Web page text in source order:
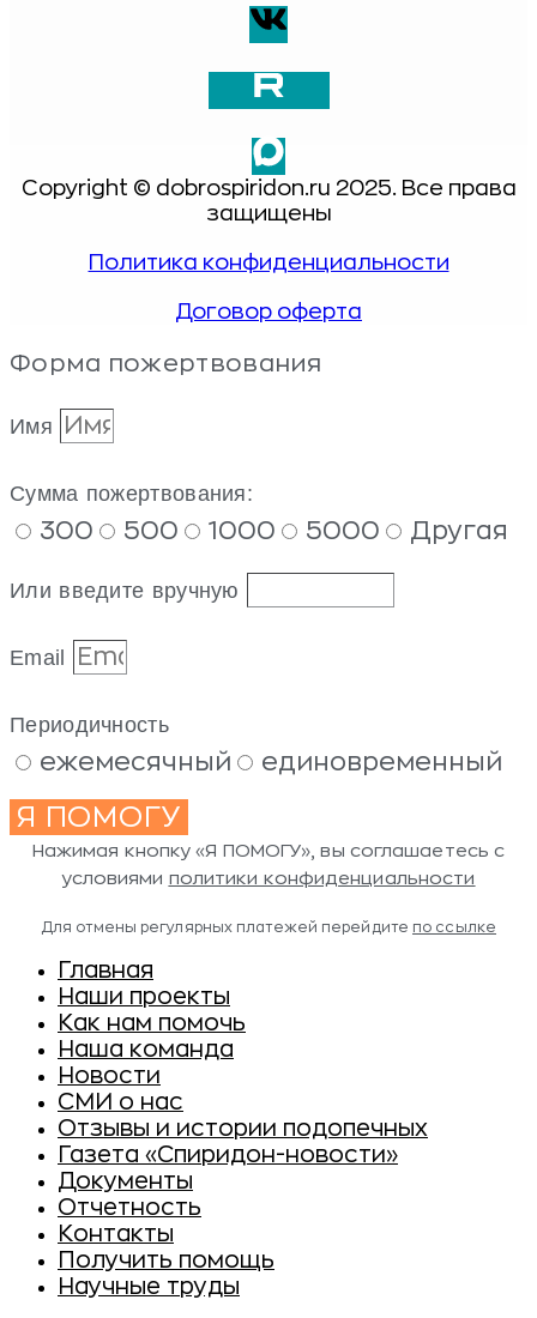
Copyright © dobrospiridon.ru 2025. Все права
защищены
Политика конфиденциальности
Договор оферта
Форма пожертвования
Имя
Сумма пожертвования:
300 500 1000 5000 Другая
Или введите вручную
Email
Периодичность
ежемесячный единовременный
Я ПОМОГУ
Нажимая кнопку «Я ПОМОГУ», вы соглашаетесь с
условиями политики конфиденциальности
Для отмены регулярных платежей перейдите по ссылке
Главная
Наши проекты
Как нам помочь
Наша команда
Новости
СМИ о нас
Отзывы и истории подопечных
Газета «Спиридон-новости»
Документы
Отчетность
Контакты
Получить помощь
Научные труды